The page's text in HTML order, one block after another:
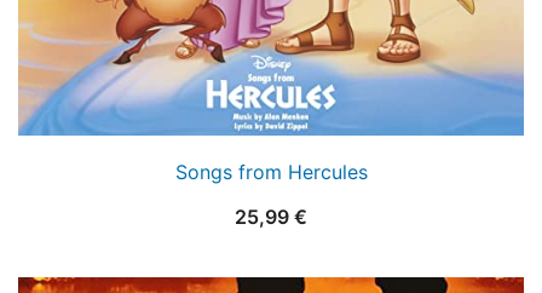
Songs from Hercules
25,99 €